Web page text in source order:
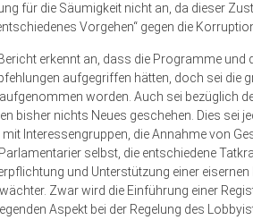
für die Säumigkeit nicht an, da dieser
Vorgehen“ gegen die
Bericht erkennt an, dass die Programme
aufgegriffen hätten, doch sei die
worden. Auch sei bezüglich
bisher nichts Neues geschehen. Dies sei
Interessengruppen, die Annahme von
selbst, die entschiedene
und Unterstützung einer
Zwar wird die Einführung einer
Aspekt bei der Regelung des